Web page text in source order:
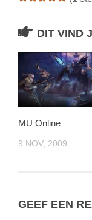
DIT VIND
MU Online
9 NOV, 2009
GEEF EEN